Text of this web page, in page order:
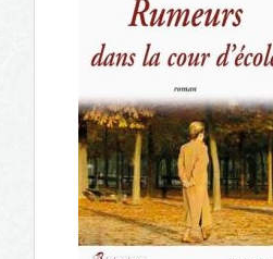
Trois femmes dans la